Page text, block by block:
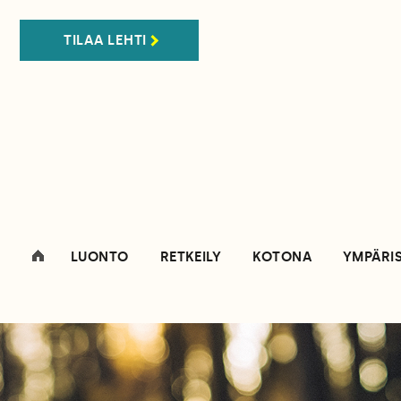
TILAA LEHTI
LUONTO RETKEILY KOTONA